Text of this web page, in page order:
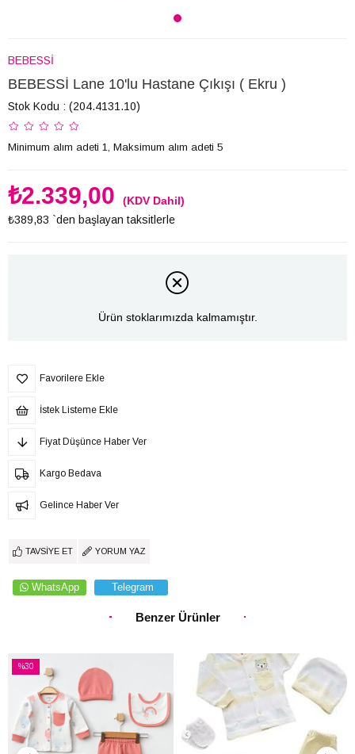
BEBESSİ
BEBESSİ Lane 10'lu Hastane Çıkışı ( Ekru )
Stok Kodu (204.4131.10)
Minimum alım adeti 1, Maksimum alım adeti 5
₺2.339,00
(KDV Dahil)
₺389,83 `den başlayan taksitlerle
Ürün stoklarımızda kalmamıştır.
Favorilere Ekle
İstek Listeme Ekle
Fiyat Düşünce Haber Ver
Kargo Bedava
Gelince Haber Ver
TAVSIYE ET YORUM YAZ
WhatsApp Telegram
Benzer Ürünler
%30
%30İndirim